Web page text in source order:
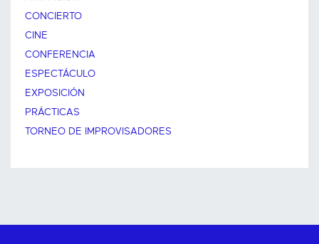
CONCIERTO
CINE
CONFERENCIA
ESPECTÁCULO
EXPOSICIÓN
PRÁCTICAS
TORNEO DE IMPROVISADORES